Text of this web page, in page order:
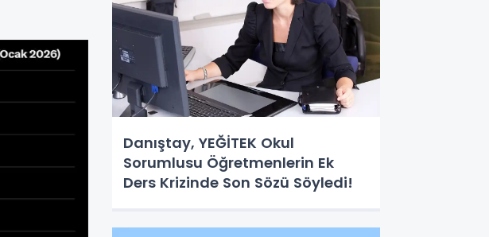
Danıştay, YEĞİTEK Okul
Sorumlusu Öğretmenlerin Ek
Ders Krizinde Son Sözü Söyledi!